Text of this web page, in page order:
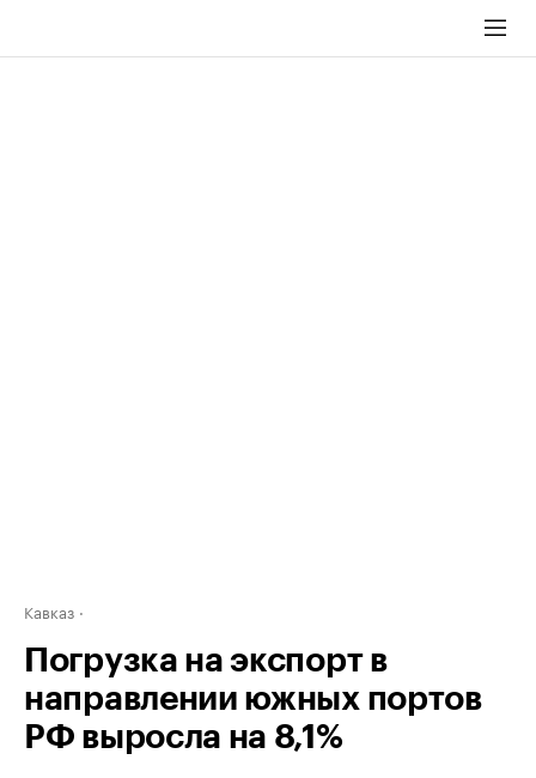
Кавказ
Погрузка на экспорт в
направлении южных портов
РФ выросла на 8,1%